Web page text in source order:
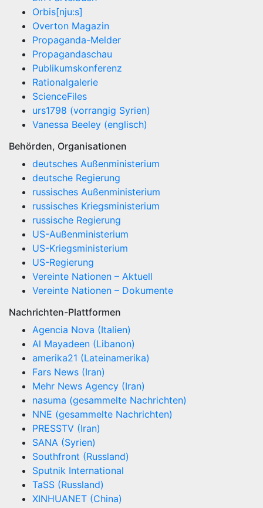
Orbis[nju:s]
Overton Magazin
Propaganda-Melder
Propagandaschau
Publikumskonferenz
Rationalgalerie
ScienceFiles
urs1798 (vorrangig Syrien)
Vanessa Beeley (englisch)
Behörden, Organisationen
deutsches Außenministerium
deutsche Regierung
russisches Außenministerium
russisches Kriegsministerium
russische Regierung
US-Außenministerium
US-Kriegsministerium
US-Regierung
Vereinte Nationen – Aktuell
Vereinte Nationen – Dokumente
Nachrichten-Plattformen
Agencia Nova (Italien)
Al Mayadeen (Libanon)
amerika21 (Lateinamerika)
Fars News (Iran)
Mehr News Agency (Iran)
nasuma (gesammelte Nachrichten)
NNE (gesammelte Nachrichten)
PRESSTV (Iran)
SANA (Syrien)
Southfront (Russland)
Sputnik International
TaSS (Russland)
XINHUANET (China)